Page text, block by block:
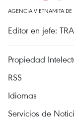
AGENCIA VIETNAMITA
Editor en jefe:
Propiedad
RSS
Idiomas
Servicios de